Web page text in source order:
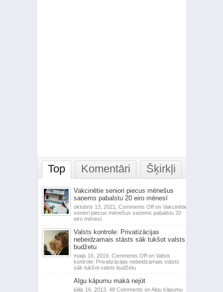
Top Komentāri Šķirkļi
Vakcinētie seniori piecus mēnešus
saņems pabalstu 20 eiro mēnesī
oktobris 13, 2021, Comments Offon Vakcinētie
seniori piecus mēnešus saņems pabalstu 20
eiro mēnesī
Valsts kontrole: Privatizācijas
nebeidzamais stāsts sāk tukšot valsts
budžetu
maijs 16, 2019, Comments Offon Valsts
kontrole: Privatizācijas nebeidzamais stāsts
sāk tukšot valsts budžetu
Algu kāpumu makā nejūt
jūlijs 16, 2013, 48 Comments on Algu kāpumu